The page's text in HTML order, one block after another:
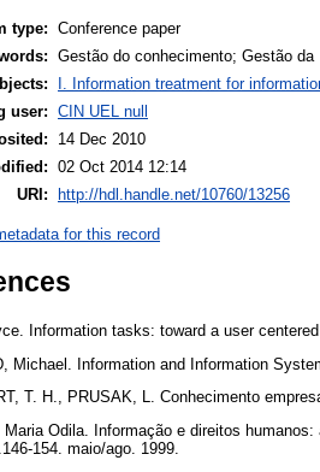
type:
Conference paper
Gestão do conhecimento; Gestão
I. Information treatment for
user: CIN UEL null
14 Dec 2010
02 Oct 2014 12:14
URI:
http://hdl.handle.net/10760/13256
for this record
Information tasks: toward a user
Michael. Information and Information
T. H., PRUSAK, L. Conhecimento
Maria Odila. Informação e direitos
154. maio/ago. 1999.